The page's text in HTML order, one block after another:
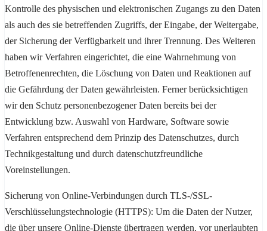
Kontrolle des physischen und elektronischen Zugangs zu den Daten
als auch des sie betreffenden Zugriffs, der Eingabe, der Weitergabe,
der Sicherung der Verfügbarkeit und ihrer Trennung. Des Weiteren
haben wir Verfahren eingerichtet, die eine Wahrnehmung von
Betroffenenrechten, die Löschung von Daten und Reaktionen auf
die Gefährdung der Daten gewährleisten. Ferner berücksichtigen
wir den Schutz personenbezogener Daten bereits bei der
Entwicklung bzw. Auswahl von Hardware, Software sowie
Verfahren entsprechend dem Prinzip des Datenschutzes, durch
Technikgestaltung und durch datenschutzfreundliche
Voreinstellungen.
Sicherung von Online-Verbindungen durch TLS-/SSL-
Verschlüsselungstechnologie (HTTPS): Um die Daten der Nutzer,
die über unsere Online-Dienste übertragen werden, vor unerlaubten